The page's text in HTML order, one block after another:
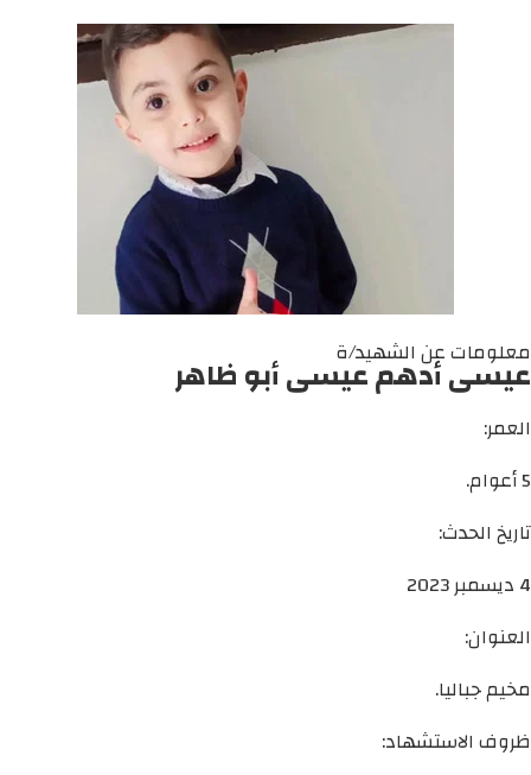
معلومات عن الشهيد/ة
عيسى أدهم عيسى أبو ظاهر
العمر:
5 أعوام.
تاريخ الحدث:
4 ديسمبر 2023
العنوان:
مخيم جباليا.
ظروف الاستشهاد: